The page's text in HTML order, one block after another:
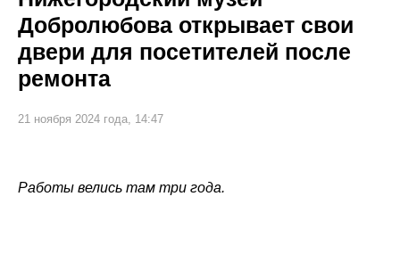
Добролюбова открывает свои
двери для посетителей после
ремонта
21 ноября 2024 года, 14:47
Работы велись там три года.